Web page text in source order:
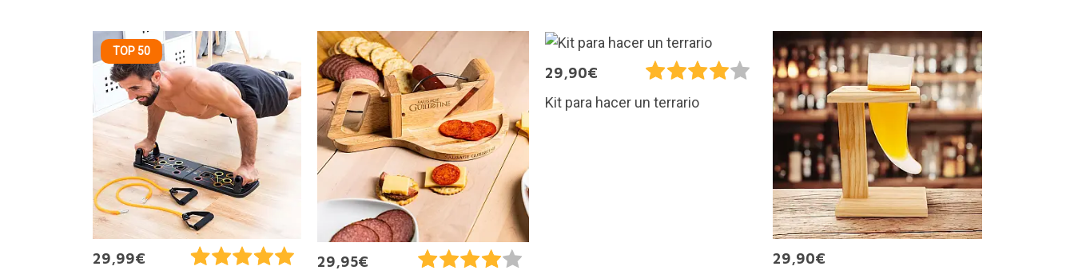
TOP 50
29,99€
29,95€
29,90€
Kit para hacer un terrario
29,90€